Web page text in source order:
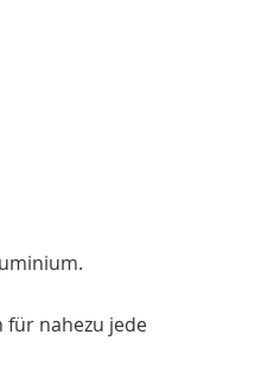
für nahezu jede